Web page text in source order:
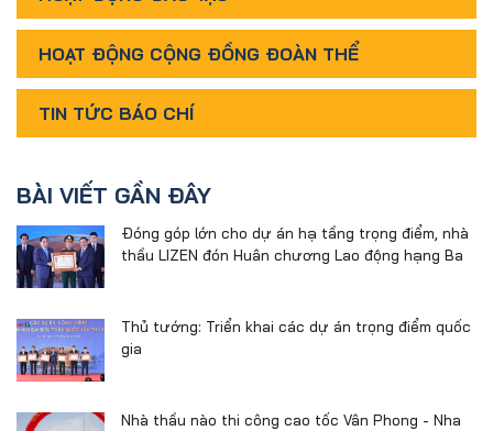
HOẠT ĐỘNG CỘNG ĐỒNG ĐOÀN THỂ
TIN TỨC BÁO CHÍ
BÀI VIẾT GẦN ĐÂY
Đóng góp lớn cho dự án hạ tầng trọng điểm, nhà
thầu LIZEN đón Huân chương Lao động hạng Ba
Thủ tướng: Triển khai các dự án trọng điểm quốc
gia
Nhà thầu nào thi công cao tốc Vân Phong - Nha